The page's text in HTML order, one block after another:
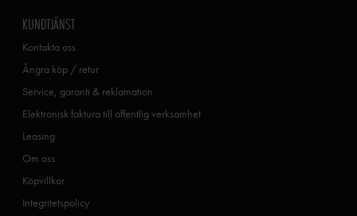
KUNDTJÄNST
Kontakta oss
Ångra köp / retur
Service, garanti & reklamation
Elektronisk faktura till offentlig verksamhet
Leasing
Om oss
Köpvillkor
Integritetspolicy